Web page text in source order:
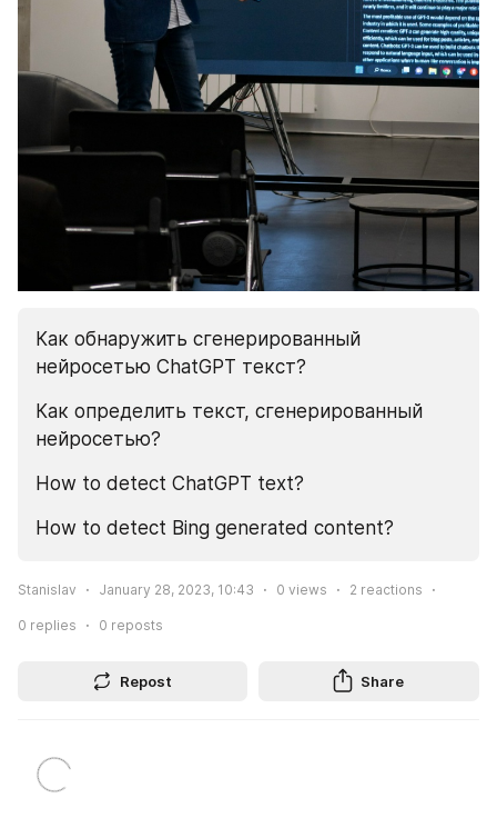
Как обнаружить сгенерированный
нейросетью ChatGPT текст?
Как определить текст, сгенерированный
нейросетью?
How to detect ChatGPT text?
How to detect Bing generated content?
Stanislav January 28, 2023, 10:43 0 views 2 reactions
0 replies 0 reposts
Repost Share